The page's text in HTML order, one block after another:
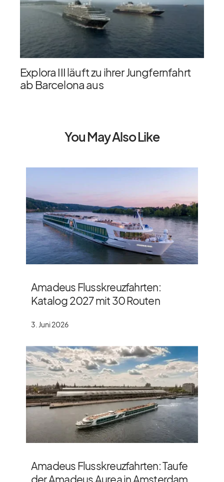
Explora III läuft zu ihrer Jungfernfahrt
ab Barcelona aus
You May Also Like
Amadeus Flusskreuzfahrten:
Katalog 2027 mit 30 Routen
3. Juni 2026
Amadeus Flusskreuzfahrten: Taufe